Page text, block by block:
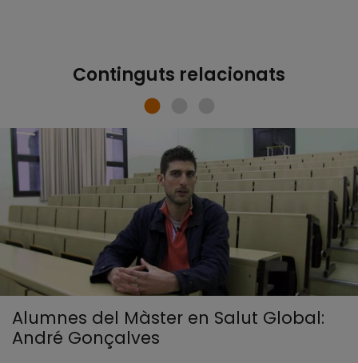
Continguts relacionats
Alumnes del Màster en Salut Global:
André Gonçalves